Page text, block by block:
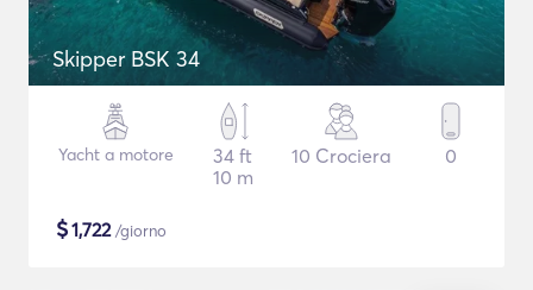
Skipper BSK 34
Yacht a motore
34 ft
10 m
10 Crociera 0
$1,722/giorno